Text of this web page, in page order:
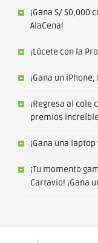
¡Gana S/ 50,000
AlaCena!
¡Lúcete con la
¡Gana un
¡Regresa al cole
premios
¡Gana una
¡Tu momento
Cartavio! ¡Gana